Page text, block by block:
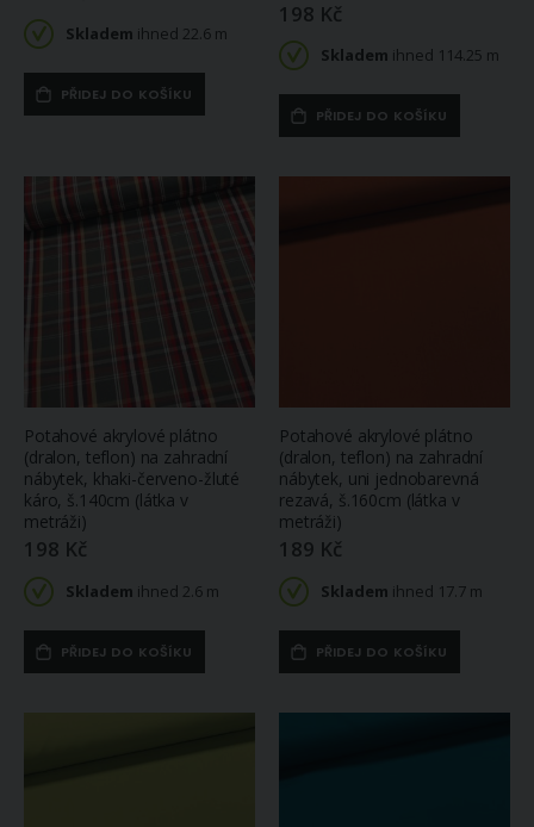
Skladem ihned 22.6 m
PŘIDEJ DO KOŠÍKU
198 Kč
Skladem ihned 114.25 m
PŘIDEJ DO KOŠÍKU
Potahové akrylové plátno
(dralon, teflon) na zahradní
nábytek, khaki-červeno-žluté
káro, š.140cm (látka v
metráži)
198 Kč
Skladem ihned 2.6 m
PŘIDEJ DO KOŠÍKU
Potahové akrylové plátno
(dralon, teflon) na zahradní
nábytek, uni jednobarevná
rezavá, š.160cm (látka v
metráži)
189 Kč
Skladem ihned 17.7 m
PŘIDEJ DO KOŠÍKU